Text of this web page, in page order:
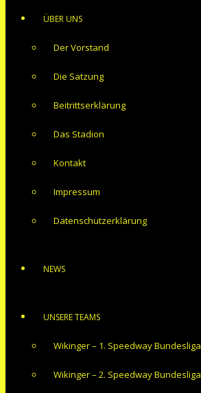
ÜBER UNS
Der Vorstand
Die Satzung
Beitrittserklärung
Das Stadion
Kontakt
Impressum
Datenschutzerklärung
NEWS
UNSERE TEAMS
Wikinger – 1. Speedway Bundesliga
Wikinger – 2. Speedway Bundesliga